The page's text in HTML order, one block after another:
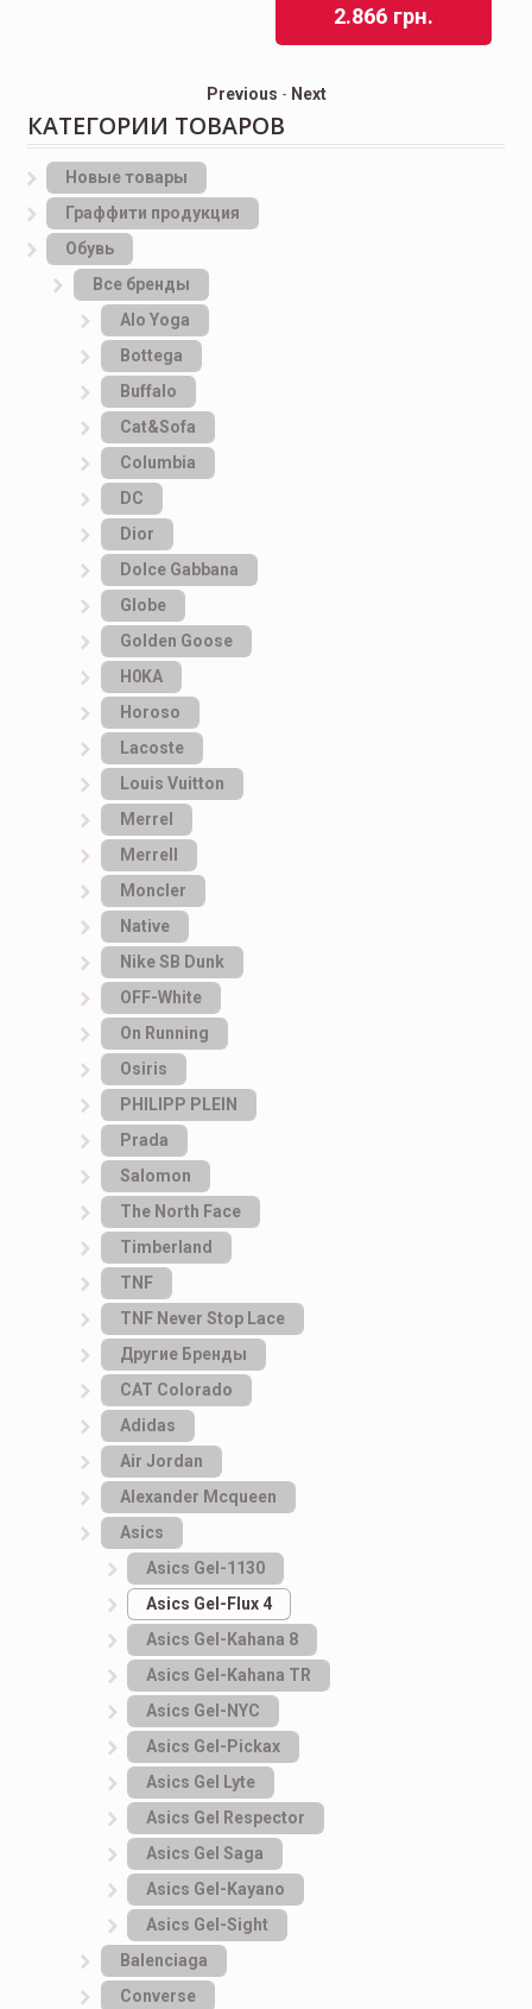
2.866 грн.
Previous - Next
КАТЕГОРИИ ТОВАРОВ
Новые товары
Граффити продукция
Обувь
Все бренды
Alo Yoga
Bottеga
Buffalo
Cat&Sofa
Columbia
DC
Dior
Dolce Gabbana
Globe
Golden Goose
H0KA
Horoso
Lacoste
Louis Vuitton
Merrel
Merrell
Moncler
Native
Nike SB Dunk
OFF-White
On Running
Osiris
PHILIPP PLEIN
Prada
Salomon
The North Face
Timberland
TNF
TNF Never Stop Lace
Другие Бренды
САТ Colorado
Adidas
Air Jordan
Alexander Mcqueen
Asics
Asics Gel-1130
Asics Gel-Flux 4
Asics Gel-Kahana 8
Asics Gel-Kahana TR
Asics Gel-NYC
Asics Gel-Pickax
Asics Gel Lyte
Asics Gel Respector
Asics Gel Saga
Asics Gel-Kayano
Asics Gel-Sight
Balenciaga
Converse